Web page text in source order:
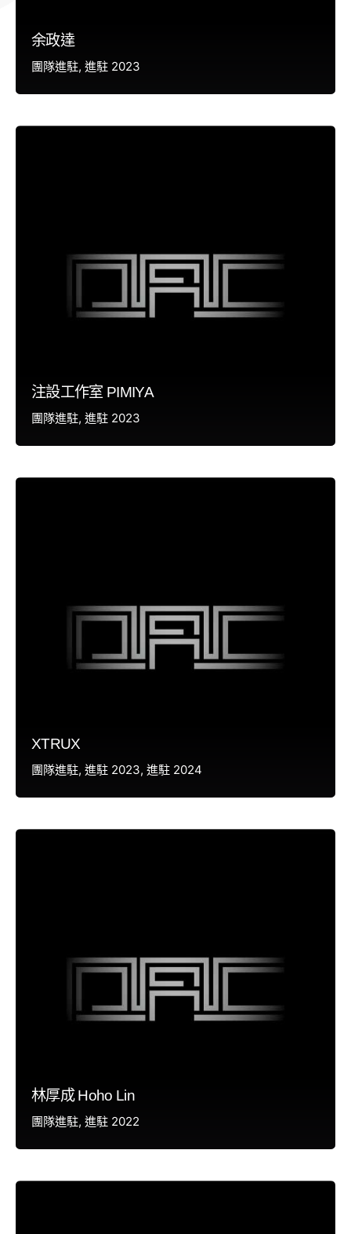
余政達
團隊進駐 進駐 2023
注設工作室 PIMIYA
團隊進駐 進駐 2023
XTRUX
團隊進駐 進駐 2023 進駐 2024
林厚成 Hoho Lin
團隊進駐 進駐 2022